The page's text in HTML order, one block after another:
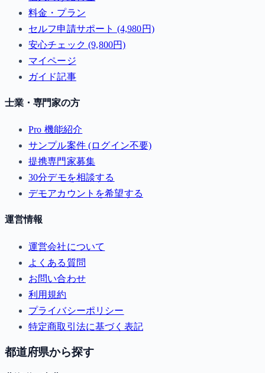
料金・プラン
セルフ申請サポート (4,980円)
安心チェック (9,800円)
マイページ
ガイド記事
士業・専門家の方
Pro 機能紹介
サンプル案件 (ログイン不要)
提携専門家募集
30分デモを相談する
デモアカウントを希望する
運営情報
運営会社について
よくある質問
お問い合わせ
利用規約
プライバシーポリシー
特定商取引法に基づく表記
都道府県から探す